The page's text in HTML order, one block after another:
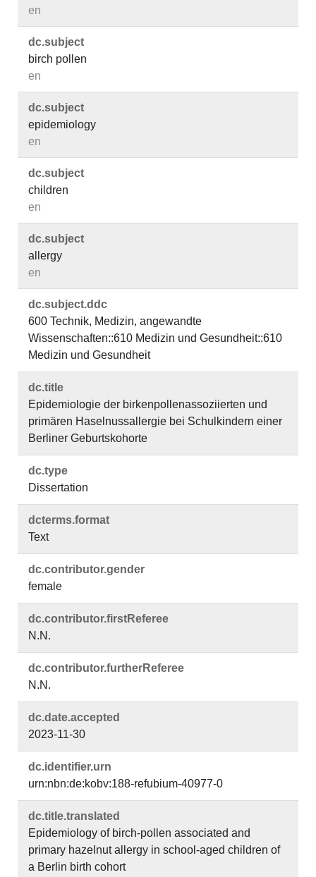
en
dc.​subject
birch pollen
en
dc.​subject
epidemiology
en
dc.​subject
children
en
dc.​subject
allergy
en
dc.​subject.​ddc
600 Technik, Medizin, angewandte
Wissenschaften::610 Medizin und Gesundheit::610
Medizin und Gesundheit
dc.​title
Epidemiologie der birkenpollenassoziierten und
primären Haselnussallergie bei Schulkindern einer
Berliner Geburtskohorte
dc.​type
Dissertation
dcterms.​format
Text
dc.​contributor.​gender
female
dc.​contributor.​firstReferee
N.N.
dc.​contributor.​furtherReferee
N.N.
dc.​date.​accepted
2023-11-30
dc.​identifier.​urn
urn:nbn:de:kobv:188-refubium-40977-0
dc.​title.​translated
Epidemiology of birch-pollen associated and
primary hazelnut allergy in school-aged children of
a Berlin birth cohort